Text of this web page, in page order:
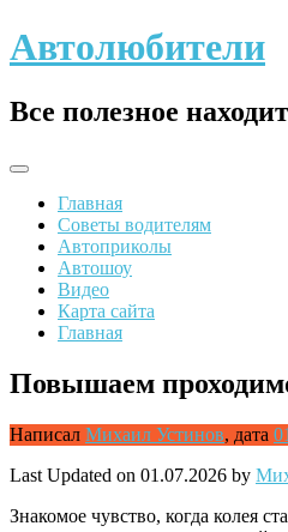
Skip
to
Автолюбители
Все полезное
Главная
Советы водителям
Автоприколы
Автошоу
Видео
Карта сайта
Главная
Повышаем
Написал Михаил Устинов, дата
Last Updated on 01.07.2026 by
Знакомое чувство, когда колея